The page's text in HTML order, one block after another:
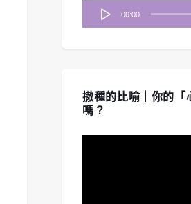
00:00
撒種的比喻｜你的「
嗎？